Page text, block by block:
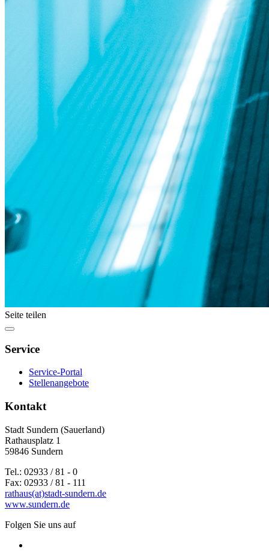
Seite teilen
Service
Service-Portal
Stellenangebote
Kontakt
Stadt Sundern (Sauerland)
Rathausplatz 1
59846 Sundern
Tel.: 02933 / 81 - 0
Fax: 02933 / 81 - 111
rathaus(at)stadt-sundern.de
www.sundern.de
Folgen Sie uns auf